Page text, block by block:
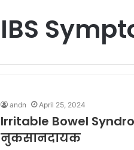
IBS
andn April 25, 2024
Irritable Bowel
नुकसानदायक